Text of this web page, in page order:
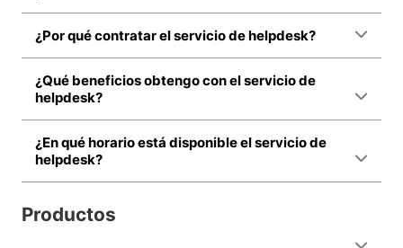
¿Por qué contratar el servicio de helpdesk?
¿Qué beneficios obtengo con el servicio de
helpdesk?
¿En qué horario está disponible el servicio de
helpdesk?
Productos